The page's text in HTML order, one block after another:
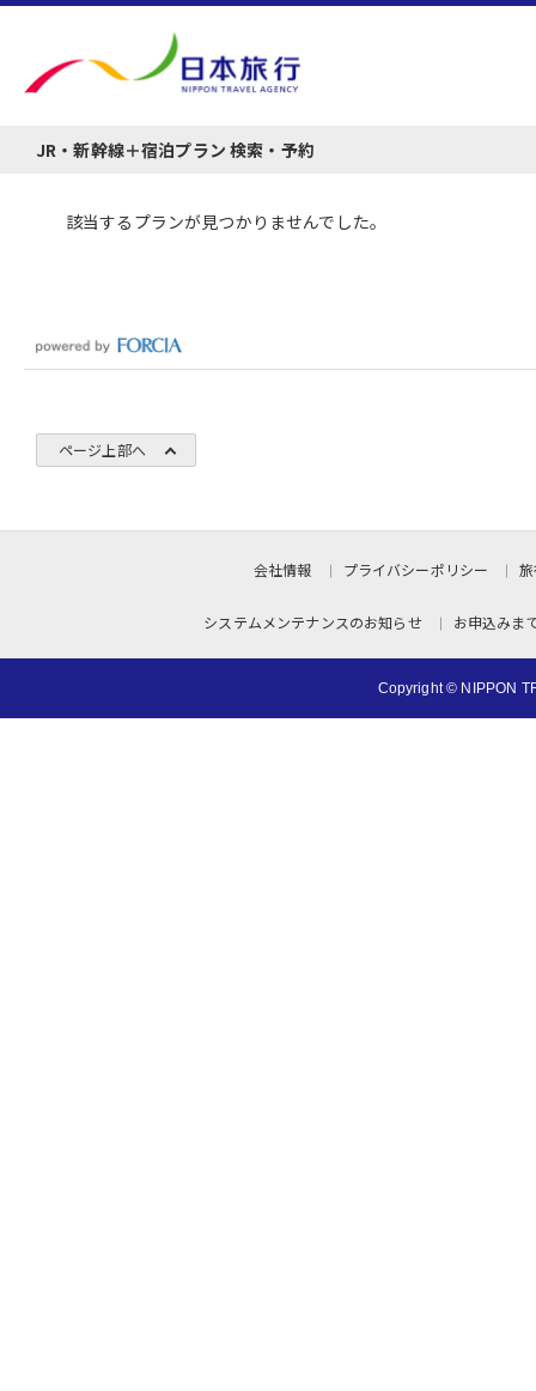
JR・新幹線＋宿泊プラン 検索・予約
該当するプランが見つかりませんでした。
ページ上部へ
会社情報 プライバシーポリシー
システムメンテナンスのお知らせ お申込みま
Copyright © NIPPON